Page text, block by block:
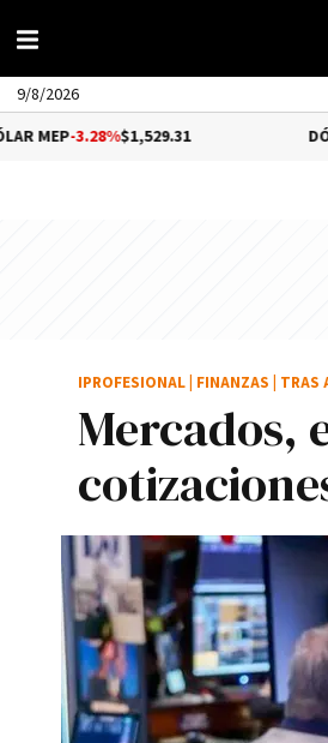
9/8/2026
$1,529.31 -
Mercados,
IPROFESIONAL FINANZAS TRAS